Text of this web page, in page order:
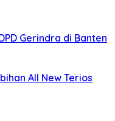
Gerindra di Banten
All New Terios